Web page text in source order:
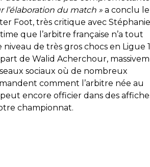
l’élaboration du match » a conclu le
Foot, très critique avec Stéphanie
que l’arbitre française n’a tout
de très gros chocs en Ligue
de Walid Acherchour,
sociaux où de nombreux
comment l’arbitre née au
encore officier dans des
championnat.